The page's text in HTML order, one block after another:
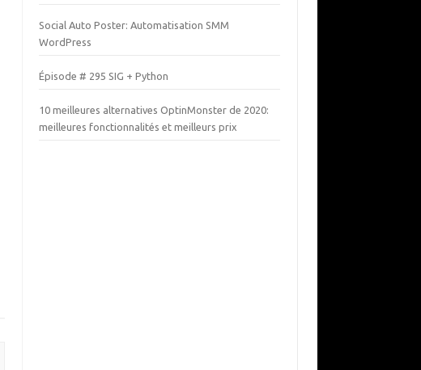
Social Auto Poster: Automatisation SMM
WordPress
Épisode # 295 SIG + Python
10 meilleures alternatives OptinMonster de 2020:
meilleures fonctionnalités et meilleurs prix